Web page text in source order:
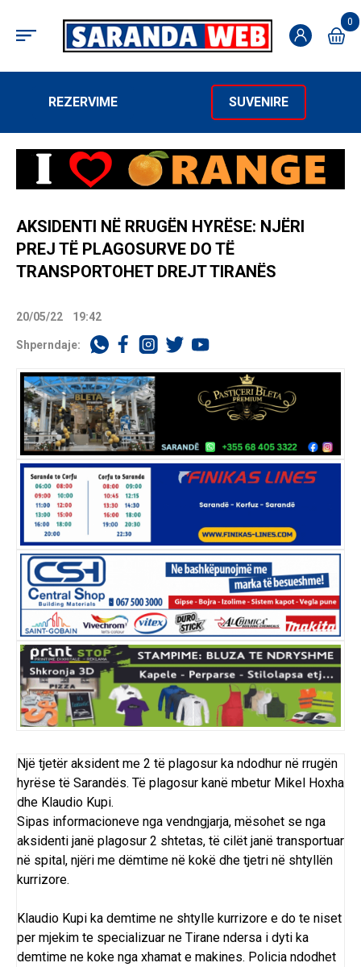
0
REZERVIME SUVENIRE
AKSIDENTI NË RRUGËN HYRËSE: NJËRI
PREJ TË PLAGOSURVE DO TË
TRANSPORTOHET DREJT TIRANËS
20/05/22 19:42
Shperndaje:
Një tjetër aksident me 2 të plagosur ka ndodhur në rrugën
hyrëse të Sarandës. Të plagosur kanë mbetur Mikel Hoxha
dhe Klaudio Kupi.
Sipas informacioneve nga vendngjarja, mësohet se nga
aksidenti janë plagosur 2 shtetas, të cilët janë transportuar
në spital, njëri me dëmtime në kokë dhe tjetri në shtyllën
kurrizore.
Klaudio Kupi ka demtime ne shtylle kurrizore e do te niset
per mjekim te specializuar ne Tirane ndersa i dyti ka
demtime ne koke nga xhamat e makines. Policia ndodhet